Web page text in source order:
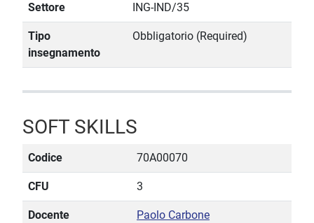
Settore ING-IND/35
Tipo
insegnamento
Obbligatorio (Required)
SOFT SKILLS
Codice 70A00070
CFU 3
Docente
Paolo Carbone